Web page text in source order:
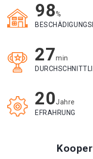
98%
27min
20Jahre
EFRAHRUNG